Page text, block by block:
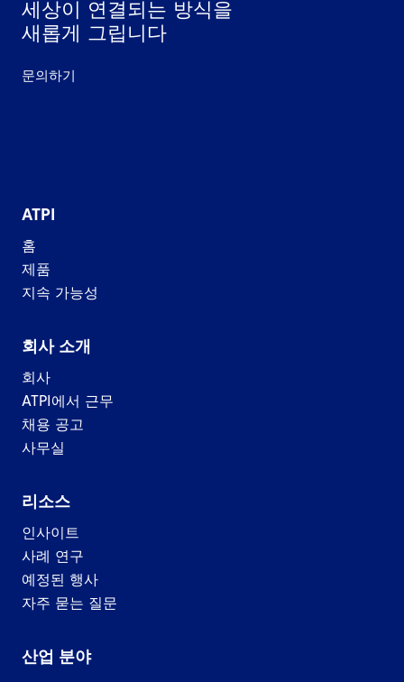
세상이 연결되는 방식을
새롭게 그립니다
문의하기
ATPI
홈
제품
지속 가능성
회사 소개
회사
ATPI에서 근무
채용 공고
사무실
리소스
인사이트
사례 연구
예정된 행사
자주 묻는 질문
산업 분야